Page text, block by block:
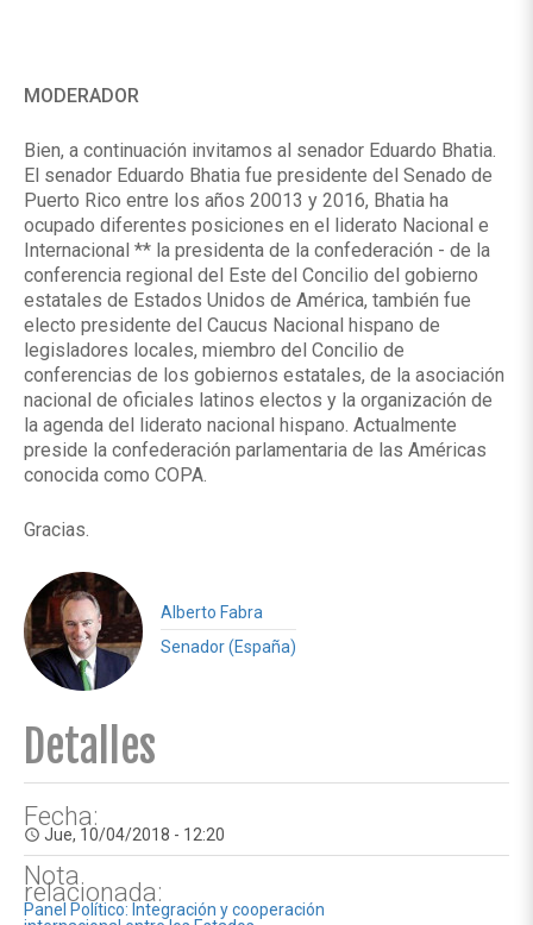
MODERADOR
Bien, a continuación invitamos al senador Eduardo Bhatia.
El senador Eduardo Bhatia fue presidente del Senado de
Puerto Rico entre los años 20013 y 2016, Bhatia ha
ocupado diferentes posiciones en el liderato Nacional e
Internacional ** la presidenta de la confederación - de la
conferencia regional del Este del Concilio del gobierno
estatales de Estados Unidos de América, también fue
electo presidente del Caucus Nacional hispano de
legisladores locales, miembro del Concilio de
conferencias de los gobiernos estatales, de la asociación
nacional de oficiales latinos electos y la organización de
la agenda del liderato nacional hispano. Actualmente
preside la confederación parlamentaria de las Américas
conocida como COPA.
Gracias.
Alberto Fabra
Senador (España)
Detalles
Fecha:
access_time Jue, 10/04/2018 - 12:20
Nota
relacionada:
Panel Político: Integración y cooperación